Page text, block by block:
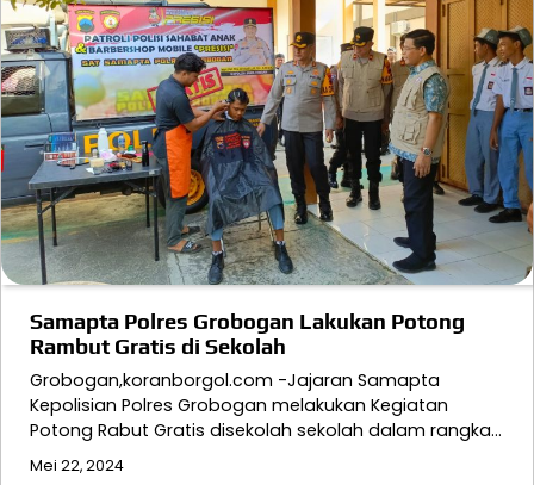
Samapta Polres Grobogan Lakukan Potong
Rambut Gratis di Sekolah
Grobogan,koranborgol.com -Jajaran Samapta
Kepolisian Polres Grobogan melakukan Kegiatan
Potong Rabut Gratis disekolah sekolah dalam rangka…
Mei 22, 2024